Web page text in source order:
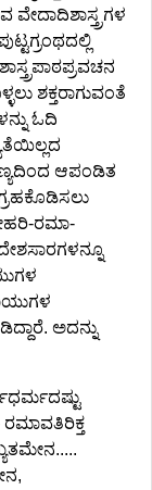
ಶಕ್ತರಾಗುವಂತೆ
ಓದಿ
ಆಪಂಡಿತ
ರಮಾ-
ಅದನ್ನು